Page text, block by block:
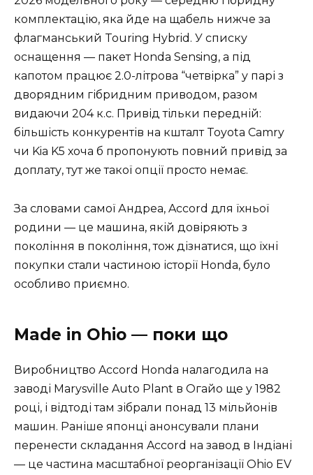
комплектацію, яка йде на щабель нижче за
флагманський Touring Hybrid. У списку
оснащення — пакет Honda Sensing, а під
капотом працює 2.0-літрова “четвірка” у парі з
дворядним гібридним приводом, разом
видаючи 204 к.с. Привід тільки передній:
більшість конкурентів на кшталт Toyota Camry
чи Kia K5 хоча б пропонують повний привід за
доплату, тут же такої опції просто немає.
За словами самої Андреа, Accord для їхньої
родини — це машина, якій довіряють з
покоління в покоління, тож дізнатися, що їхні
покупки стали частиною історії Honda, було
особливо приємно.
Made in Ohio — поки що
Виробництво Accord Honda налагодила на
заводі Marysville Auto Plant в Огайо ще у 1982
році, і відтоді там зібрали понад 13 мільйонів
машин. Раніше японці анонсували плани
перенести складання Accord на завод в Індіані
— це частина масштабної реорганізації Ohio EV